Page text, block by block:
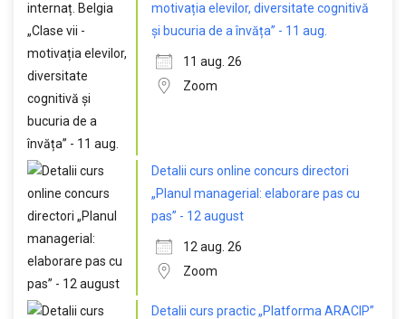
motivația elevilor, diversitate cognitivă
și bucuria de a învăța” - 11 aug.
11 aug. 26
Zoom
Detalii curs online concurs directori
„Planul managerial: elaborare pas cu
pas” - 12 august
12 aug. 26
Zoom
Detalii curs practic „Platforma ARACIP”